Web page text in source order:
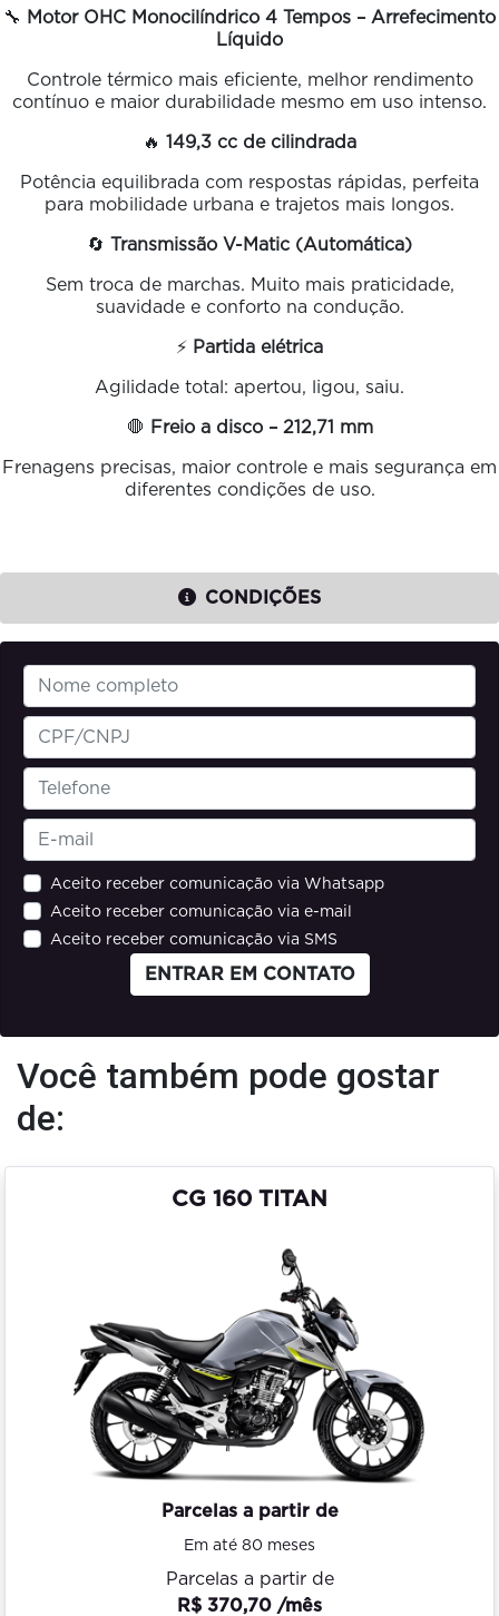
🔧 Motor OHC Monocilíndrico 4 Tempos – Arrefecimento
Líquido
Controle térmico mais eficiente, melhor rendimento
contínuo e maior durabilidade mesmo em uso intenso.
🔥 149,3 cc de cilindrada
Potência equilibrada com respostas rápidas, perfeita
para mobilidade urbana e trajetos mais longos.
🔄 Transmissão V-Matic (Automática)
Sem troca de marchas. Muito mais praticidade,
suavidade e conforto na condução.
⚡ Partida elétrica
Agilidade total: apertou, ligou, saiu.
🛑 Freio a disco – 212,71 mm
Frenagens precisas, maior controle e mais segurança em
diferentes condições de uso.
CONDIÇÕES
Aceito receber comunicação via Whatsapp
Aceito receber comunicação via e-mail
Aceito receber comunicação via SMS
ENTRAR EM CONTATO
Você também pode gostar
de:
CG 160 TITAN
Parcelas a partir de
Em até 80 meses
Parcelas a partir de
R$ 370,70 /mês